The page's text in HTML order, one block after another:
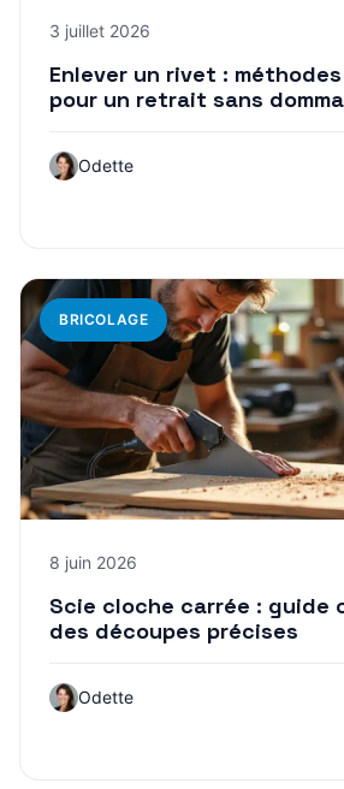
3 juillet 2026
Enlever un rivet :
pour un retrait sans
Odette
BRICOLAGE
8 juin 2026
Scie cloche carrée : guide
des découpes précises
Odette